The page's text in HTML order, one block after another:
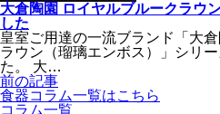
大倉陶園 ロイヤルブルークラウ
した
皇室ご用達の一流ブランド「大
ラウン（瑠璃エンボス）」シリ
た。 大…
前の記事
食器コラム一覧はこちら
コラム一覧